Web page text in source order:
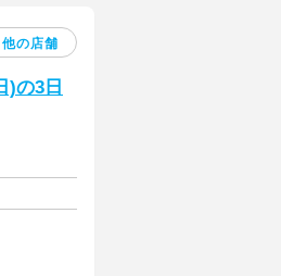
他の店舗
)の3日